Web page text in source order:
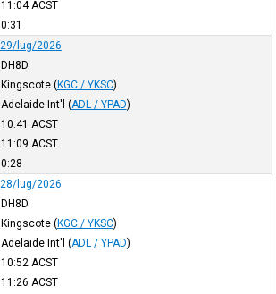
11:04 ACST
0:31
29/lug/2026
DH8D
Kingscote (KGC / YKSC)
Adelaide Int'l (ADL / YPAD)
10:41 ACST
11:09 ACST
0:28
28/lug/2026
DH8D
Kingscote (KGC / YKSC)
Adelaide Int'l (ADL / YPAD)
10:52 ACST
11:26 ACST